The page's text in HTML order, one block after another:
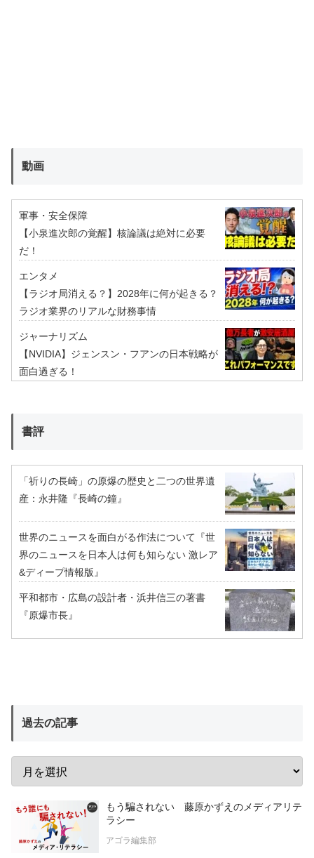
動画
軍事・安全保障
【小泉進次郎の覚醒】核論議は絶対に必要
だ！
エンタメ
【ラジオ局消える？】2028年に何が起きる？
ラジオ業界のリアルな財務事情
ジャーナリズム
【NVIDIA】ジェンスン・フアンの日本戦略が
面白過ぎる！
書評
「祈りの長崎」の原爆の歴史と二つの世界遺
産：永井隆『長崎の鐘』
世界のニュースを面白がる作法について『世
界のニュースを日本人は何も知らない 激レア
&ディープ情報版』
平和都市・広島の設計者・浜井信三の著書
『原爆市長』
過去の記事
もう騙されない 藤原かずえのメディアリテ
ラシー
アゴラ編集部